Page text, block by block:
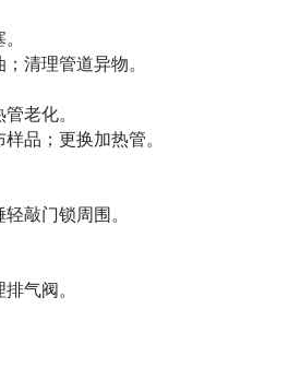
清理管道异物。
老化。
品；更换加热管。
敲门锁周围。
气阀。